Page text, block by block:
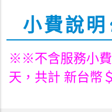
小費說明
※※不含服務小費
天，共計 新台幣